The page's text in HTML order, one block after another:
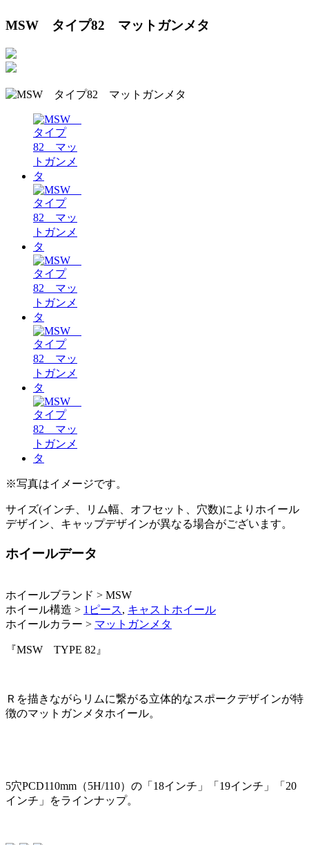
MSW タイプ82 マットガンメタ
※写真はイメージです。
サイズ(インチ、リム幅、オフセット、穴数)によりホイール
デザイン、キャップデザインが異なる場合がございます。
ホイールデータ
ホイールブランド > MSW
ホイール構造 > 1ピース, キャストホイール
ホイールカラー > マットガンメタ
『MSW TYPE 82』
Ｒを描きながらリムに繋がる立体的なスポークデザインが特
徴のマットガンメタホイール。
5穴PCD110mm（5H/110）の「18インチ」「19インチ」「20
インチ」をラインナップ。